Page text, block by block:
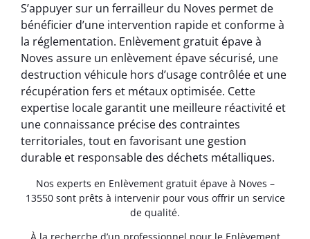
S’appuyer sur un ferrailleur du Noves permet de
bénéficier d’une intervention rapide et conforme à
la réglementation. Enlèvement gratuit épave à
Noves assure un enlèvement épave sécurisé, une
destruction véhicule hors d’usage contrôlée et une
récupération fers et métaux optimisée. Cette
expertise locale garantit une meilleure réactivité et
une connaissance précise des contraintes
territoriales, tout en favorisant une gestion
durable et responsable des déchets métalliques.
Nos experts en Enlèvement gratuit épave à Noves –
13550 sont prêts à intervenir pour vous offrir un service
de qualité.